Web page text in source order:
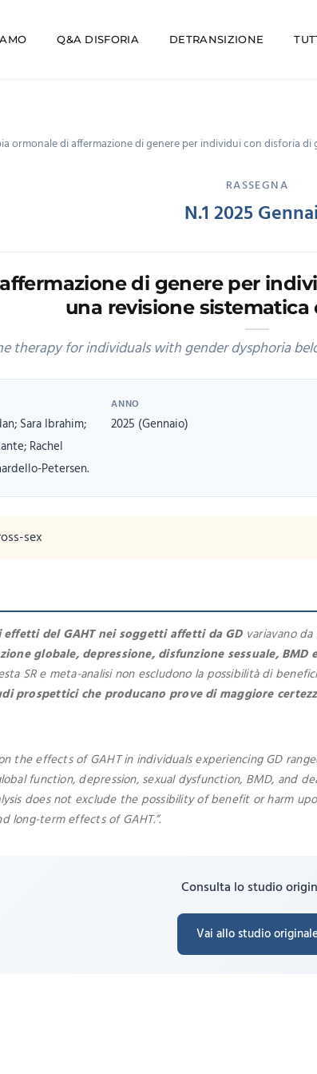
Q&A DISFORIA DETRANSIZIONE
ormonale di affermazione di genere per individui con disforia
RASSEGNA
N.1 2025
di genere per
una revisione sistematica
therapy for individuals with gender dysphoria
Sara Ibrahim;
Rachel
Petersen.
ANNO
2025 (Gennaio)
sex
del GAHT nei soggetti affetti da GDvariavano da
globale, depressione, disfunzione sessuale, BMD
SR e meta-analisi non escludono la possibilità di
prospettici che producano prove di maggiore
the effects of GAHT in individuals experiencing GD
function, depression, sexual dysfunction, BMD, and
does not exclude the possibility of benefit or harm
long-term effects of GAHT.”.
Consulta lo studio
Vai allo studio